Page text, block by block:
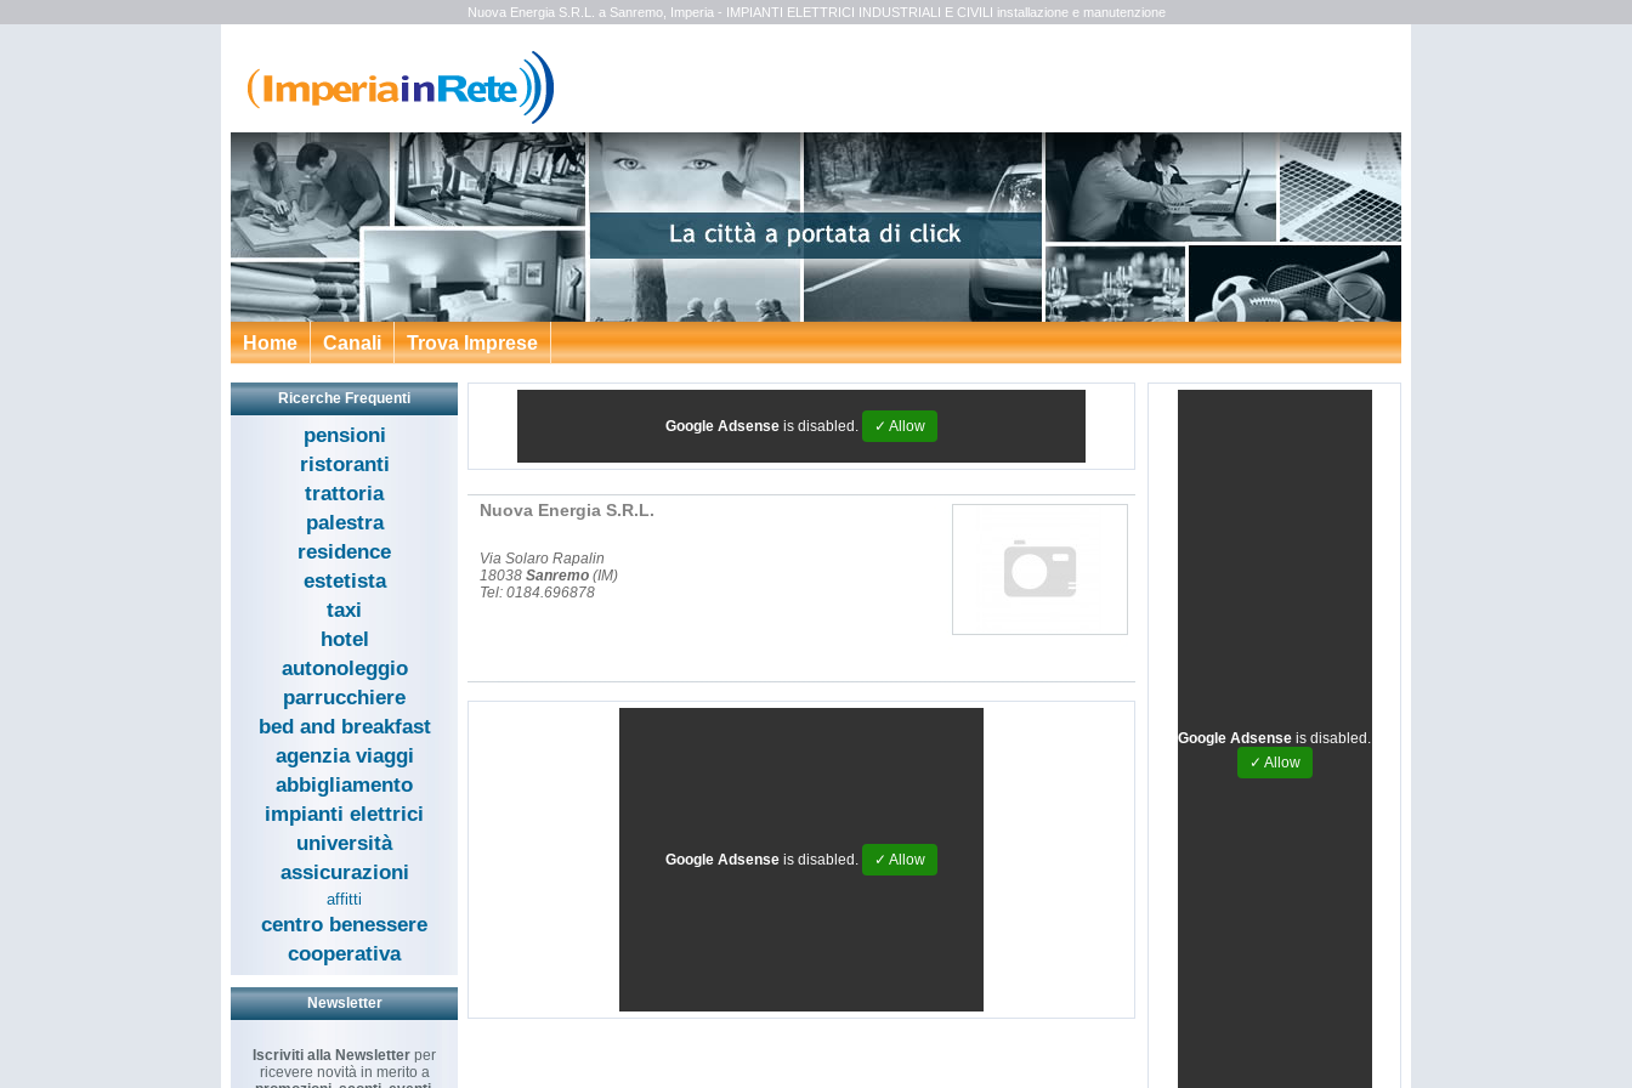
Nuova Energia S.R.L. a Sanremo, Imperia - IMPIANTI ELETTRICI INDUSTRIALI E CIVILI installazione e manutenzione
Home Canali Trova Imprese
Ricerche Frequenti
pensioni
ristoranti
trattoria
palestra
residence
estetista
taxi
hotel
autonoleggio
parrucchiere
bed and breakfast
agenzia viaggi
abbigliamento
impianti elettrici
università
assicurazioni
affitti
centro benessere
cooperativa
Newsletter
Iscriviti alla Newsletter per
ricevere novità in merito a
Google Adsense is disabled. ✓ Allow
Nuova Energia S.R.L.
Via Solaro Rapalin
18038 Sanremo (IM)
Tel: 0184.696878
Google Adsense is disabled. ✓ Allow
Google Adsense is disabled.
✓ Allow